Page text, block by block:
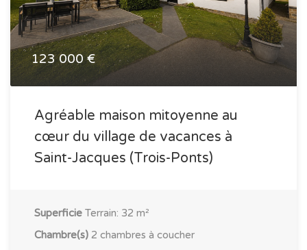
123 000 €
Agréable maison mitoyenne au
cœur du village de vacances à
Saint-Jacques (Trois-Ponts)
Superficie Terrain: 32 m²
Chambre(s) 2 chambres à coucher